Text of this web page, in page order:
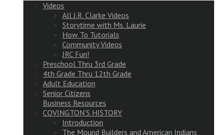
Videos
All J.R. Clarke Videos
Storytime with Ms. Laurie
How To Tutorials
Community Videos
JRC Fun!
Preschool Thru 3rd Grade
4th Grade Thru 12th Grade
Adult Education
Senior Citizens
Business Resources
COVINGTON’S HISTORY
Introduction
The Mound Builders and American Indians